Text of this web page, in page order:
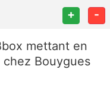
+ -
mettant en
Bouygues